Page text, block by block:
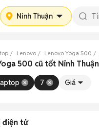
Ninh Thuận
Lenovo Lenovo Yoga 500
500 cũ tốt Ninh Thuận
7 Giá
điện tử